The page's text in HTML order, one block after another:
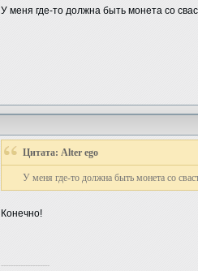
У меня где-то должна быть монета со
Цитата: Alter ego
У меня где-то должна быть монета со
Конечно!
--------------------